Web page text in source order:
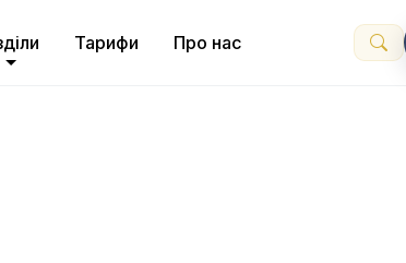
Тарифи Про нас